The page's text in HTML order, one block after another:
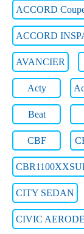
ACCORD
ACCORD
AVANCIER
Acty
Beat
CBF
CITY SEDAN
CIVIC